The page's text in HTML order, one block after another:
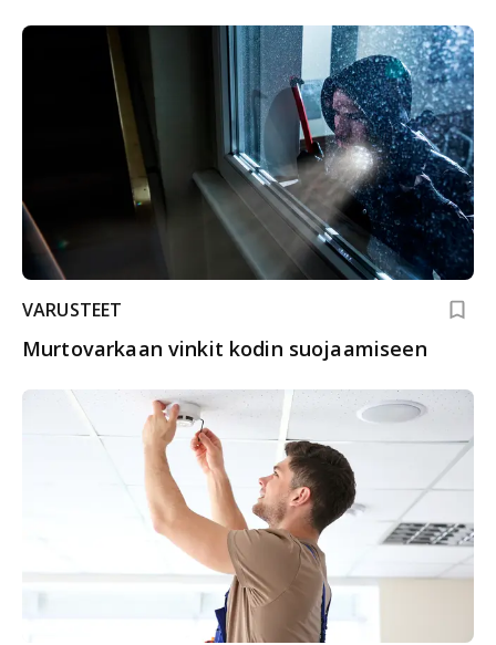
VARUSTEET
Murtovarkaan vinkit kodin suojaamiseen